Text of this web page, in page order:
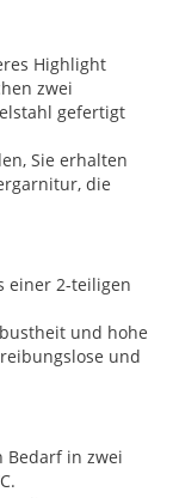
Highlight
zwei
gefertigt
Sie erhalten
die
einer 2-teiligen
und hohe
und
Bedarf in zwei